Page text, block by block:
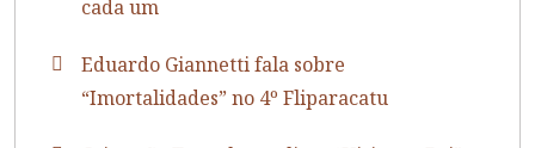
cada um
Eduardo Giannetti fala sobre
“Imortalidades” no 4º Fliparacatu